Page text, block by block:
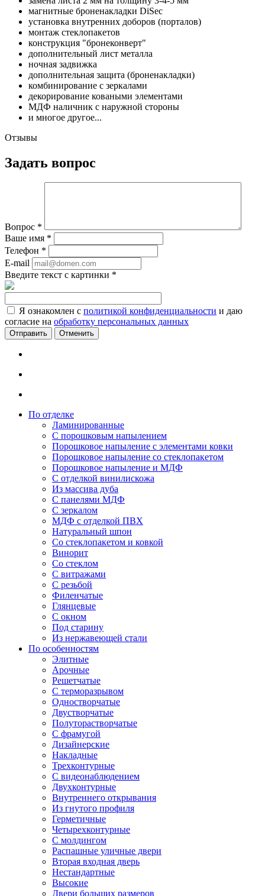
магнитные броненакладки DiSec
установка внутренних доборов (порталов)
монтаж стеклопакетов
конструкция "бронеконверт"
дополнительный лист металла
ночная задвижка
дополнительная защита (броненакладки)
комбинирование с зеркалами
декорирование коваными элементами
МДФ наличник с наружной стороны
и многое другое...
Отзывы
Задать вопрос
Вопрос *
Ваше имя *
Телефон *
E-mail
Введите текст с картинки *
Я ознакомлен с политикой конфиденциальности и даю
согласие на обработку персональных данных
Отменить
По отделке
Ламинированные
С порошковым напылением
Порошковое напыление с элементами ковки
Порошковое напыление со стеклопакетом
Порошковое напыление и МДФ
С отделкой винилискожа
Из массива дуба
С панелями МДФ
С зеркалом
МДФ с отделкой ПВХ
Натуральный шпон
Со стеклопакетом и ковкой
Винорит
Со стеклом
С витражами
С резьбой
Филенчатые
Глянцевые
С окном
Под старину
Из нержавеющей стали
По особенностям
Элитные
Арочные
Решетчатые
С терморазрывом
Одностворчатые
Двустворчатые
Полуторастворчатые
С фрамугой
Дизайнерские
Накладные
Трехконтурные
С видеонаблюдением
Двухконтурные
Внутреннего открывания
Из гнутого профиля
Герметичные
Четырехконтурные
С молдингом
Распашные уличные двери
Вторая входная дверь
Нестандартные
Высокие
Двери больших размеров